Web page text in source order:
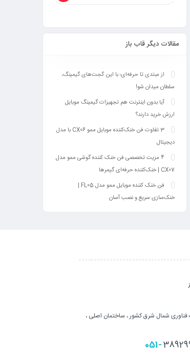
مقالات دیگر قاب باز
از مبتدی تا حرفه‌ای؛ با این گجت‌های گیمینگ،
سلطان میدان شو!
آیا بدون اینترنت هم تجهیزات گیمینگ موبایل
ارزش خرید دارند؟
3 تفاوت فن خنک‌کننده موبایل ممو CX06 با مدل
دیجیتال
4 مزیت تخصصی فن خنک کننده گوشی ممو مدل
CX07 | خنک‌کننده حرفه‌ای گیمرها
فن خنک کننده موبایل ممو مدل FL05 |
خنک‌سازی سریع و نصب آسان
شمال شرق کشور ، ساختمان اصلی ،
051-